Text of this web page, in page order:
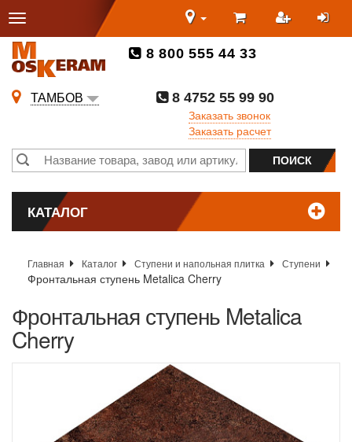
8 800 555 44 33
ТАМБОВ
8 4752 55 99 90
Заказать звонок
Заказать расчет
КАТАЛОГ
Главная Каталог Ступени и напольная плитка Ступени
Фронтальная ступень Metalica Cherry
Фронтальная ступень Metalica
Cherry